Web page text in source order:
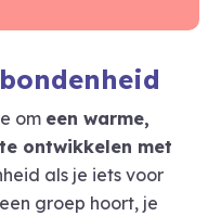
om een warme,
ontwikkelen met
als je iets voor
groep hoort, je